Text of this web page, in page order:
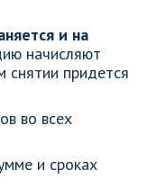
и на
начисляют
снятии придется
во всех
и сроках